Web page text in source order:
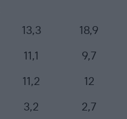
13,3
18,9
11,1
9,7
11,2
12
3,2
2,7